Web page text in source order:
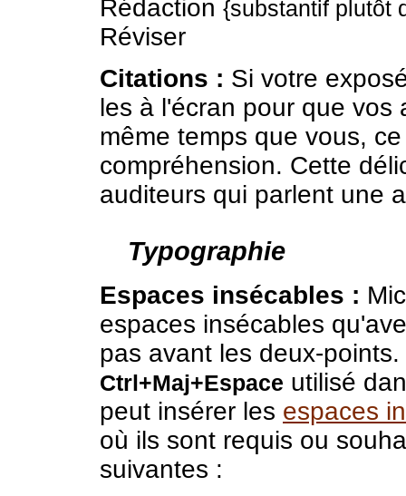
Rédaction {substantif plutôt
Réviser
Citations : Si votre
les à l'écran pour que vos
même temps que vous,
compréhension. Cette
auditeurs qui parlent une
Typographie
Espaces insécables :
espaces insécables
pas avant les deux-
Ctrl+Maj+Espace utilisé
peut insérer les espaces
où ils sont requis ou
suivantes :